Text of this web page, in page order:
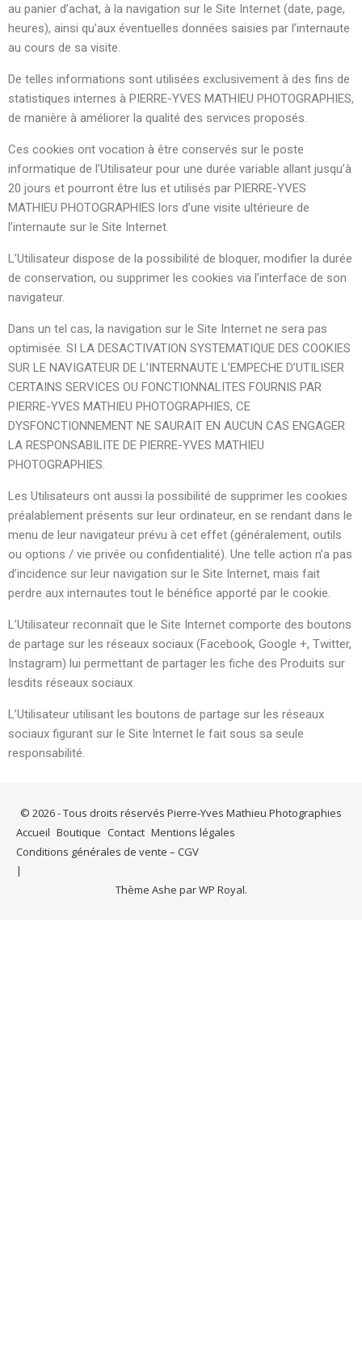
au panier d’achat, à la navigation sur le Site Internet (date, page,
heures), ainsi qu’aux éventuelles données saisies par l’internaute
au cours de sa visite.
De telles informations sont utilisées exclusivement à des fins de
statistiques internes à PIERRE-YVES MATHIEU PHOTOGRAPHIES,
de manière à améliorer la qualité des services proposés.
Ces cookies ont vocation à être conservés sur le poste
informatique de l’Utilisateur pour une durée variable allant jusqu’à
20 jours et pourront être lus et utilisés par PIERRE-YVES
MATHIEU PHOTOGRAPHIES lors d’une visite ultérieure de
l’internaute sur le Site Internet.
L’Utilisateur dispose de la possibilité de bloquer, modifier la durée
de conservation, ou supprimer les cookies via l’interface de son
navigateur.
Dans un tel cas, la navigation sur le Site Internet ne sera pas
optimisée. SI LA DESACTIVATION SYSTEMATIQUE DES COOKIES
SUR LE NAVIGATEUR DE L’INTERNAUTE L’EMPECHE D’UTILISER
CERTAINS SERVICES OU FONCTIONNALITES FOURNIS PAR
PIERRE-YVES MATHIEU PHOTOGRAPHIES, CE
DYSFONCTIONNEMENT NE SAURAIT EN AUCUN CAS ENGAGER
LA RESPONSABILITE DE PIERRE-YVES MATHIEU
PHOTOGRAPHIES.
Les Utilisateurs ont aussi la possibilité de supprimer les cookies
préalablement présents sur leur ordinateur, en se rendant dans le
menu de leur navigateur prévu à cet effet (généralement, outils
ou options / vie privée ou confidentialité). Une telle action n’a pas
d’incidence sur leur navigation sur le Site Internet, mais fait
perdre aux internautes tout le bénéfice apporté par le cookie.
L’Utilisateur reconnaît que le Site Internet comporte des boutons
de partage sur les réseaux sociaux (Facebook, Google +, Twitter,
Instagram) lui permettant de partager les fiche des Produits sur
lesdits réseaux sociaux.
L’Utilisateur utilisant les boutons de partage sur les réseaux
sociaux figurant sur le Site Internet le fait sous sa seule
responsabilité.
© 2026 - Tous droits réservés Pierre-Yves Mathieu Photographies
Accueil Boutique Contact Mentions légales
Conditions générales de vente – CGV
Thème Ashe parWP Royal.